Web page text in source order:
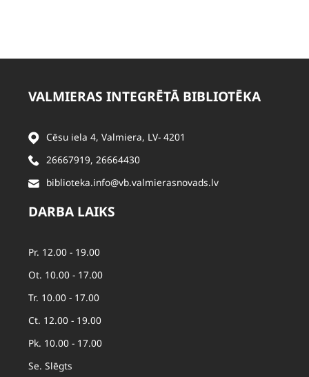
VALMIERAS INTEGRĒTĀ BIBLIOTĒKA
Cēsu iela 4, Valmiera, LV- 4201
26667919, 26664430
biblioteka.info@vb.valmierasnovads.lv
DARBA LAIKS
Pr. 12.00 - 19.00
Ot. 10.00 - 17.00
Tr. 10.00 - 17.00
Ct. 12.00 - 19.00
Pk. 10.00 - 17.00
Se. Slēgts